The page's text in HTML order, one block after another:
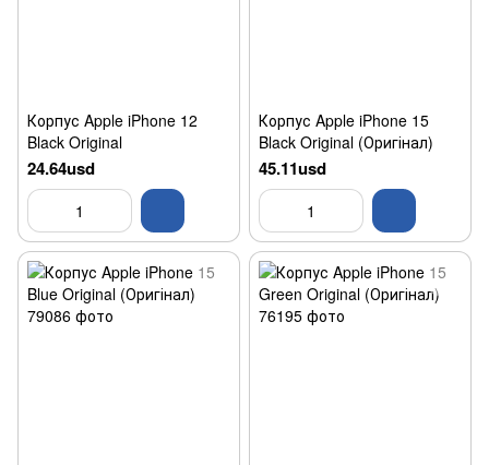
Корпус Apple iPhone 12
Black Original
24.64usd
Корпус Apple iPhone 15
Black Original (Оригінал)
45.11usd